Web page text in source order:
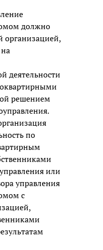
должно
организацией,
деятельности
решением
по
или
управления
с